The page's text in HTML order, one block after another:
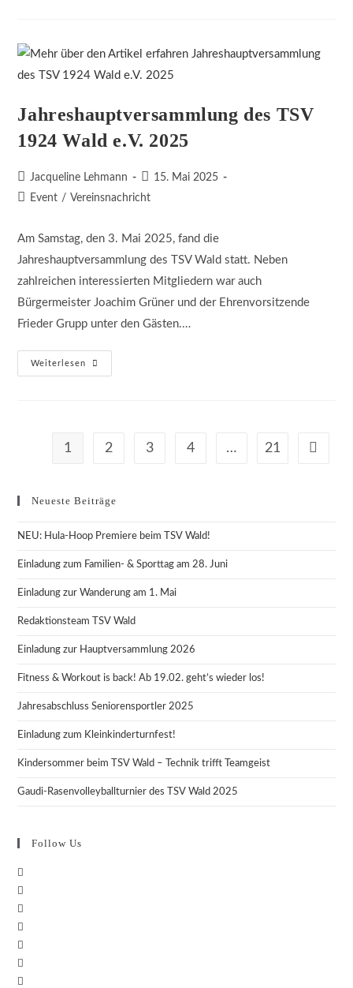
Jahreshauptversammlung des TSV
1924 Wald e.V. 2025
Beitrags-
Autor:
Jacqueline Lehmann
Beitrag
veröffentlicht:
15. Mai 2025
Beitrags-
Event / Vereinsnachricht
Am Samstag, den 3. Mai 2025, fand die
Jahreshauptversammlung des TSV Wald statt. Neben
zahlreichen interessierten Mitgliedern war auch
Bürgermeister Joachim Grüner und der Ehrenvorsitzende
Frieder Grupp unter den Gästen.…
Weiterlesen
Jahreshauptversammlung
Des
1 2 3 4 … 21 Gehe
Neueste Beiträge
NEU: Hula-Hoop Premiere beim TSV Wald!
Einladung zum Familien- & Sporttag am 28. Juni
Einladung zur Wanderung am 1. Mai
Redaktionsteam TSV Wald
Einladung zur Hauptversammlung 2026
Fitness & Workout is back! Ab 19.02. geht’s wieder los!
Jahresabschluss Seniorensportler 2025
Einladung zum Kleinkinderturnfest!
Kindersommer beim TSV Wald – Technik trifft Teamgeist
Gaudi-Rasenvolleyballturnier des TSV Wald 2025
Follow Us